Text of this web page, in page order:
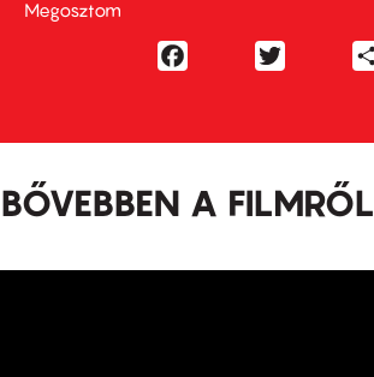
Megosztom
Facebook
BŐVEBBEN A FILMRŐL